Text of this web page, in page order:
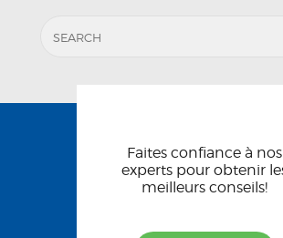
Faites confiance à nos
experts pour obtenir
meilleurs conseils!